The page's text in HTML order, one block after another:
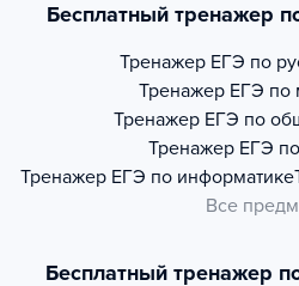
Бесплатный тренажер
Тренажер ЕГЭ по
Тренажер ЕГЭ по
Тренажер ЕГЭ по
Тренажер ЕГЭ
Тренажер ЕГЭ по информатике
Все
Бесплатный тренажер